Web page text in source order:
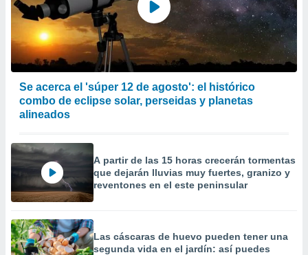
Se acerca el 'súper 12 de agosto': el histórico
combo de eclipse solar, perseidas y planetas
alineados
A partir de las 15 horas crecerán tormentas
que dejarán lluvias muy fuertes, granizo y
reventones en el este peninsular
Las cáscaras de huevo pueden tener una
segunda vida en el jardín: así puedes